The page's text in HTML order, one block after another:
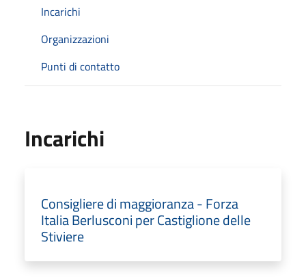
Incarichi
Organizzazioni
Punti di contatto
Incarichi
Consigliere di maggioranza - Forza
Italia Berlusconi per Castiglione delle
Stiviere